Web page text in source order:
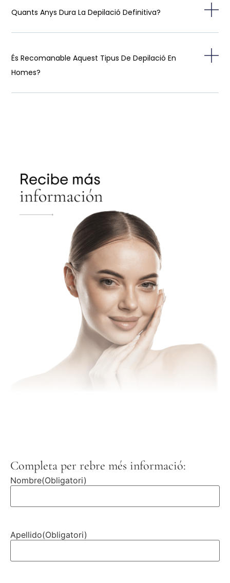
Quants Anys Dura La Depilació Definitiva?
És Recomanable Aquest Tipus De Depilació En
Homes?
Completa per rebre més informació:
Nombre(Obligatori)
Apellido(Obligatori)